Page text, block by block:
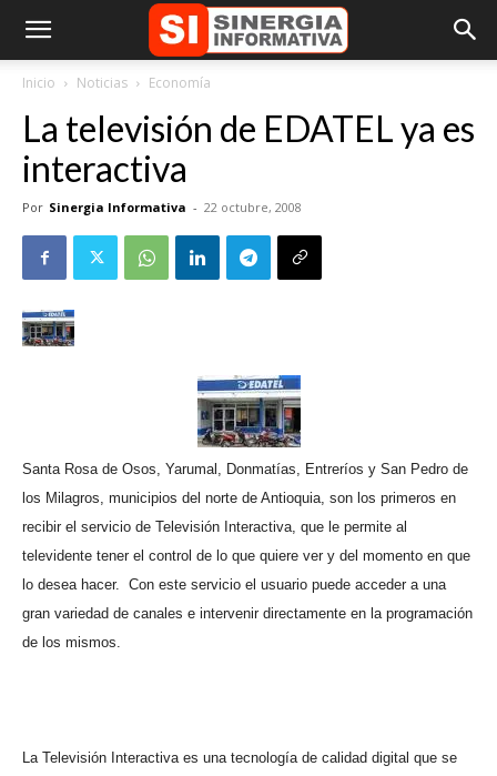
Inicio Noticias Economía
La televisión de EDATEL ya es
interactiva
Por Sinergia Informativa - 22 octubre, 2008
Santa Rosa de Osos, Yarumal, Donmatías, Entreríos y San Pedro de
los Milagros, municipios del norte de Antioquia, son los primeros en
recibir el servicio de Televisión Interactiva, que le permite al
televidente tener el control de lo que quiere ver y del momento en que
lo desea hacer.
Con este servicio el usuario puede acceder a una
gran variedad de canales e intervenir directamente en la programación
de los mismos.
La Televisión Interactiva es una tecnología de calidad digital que se